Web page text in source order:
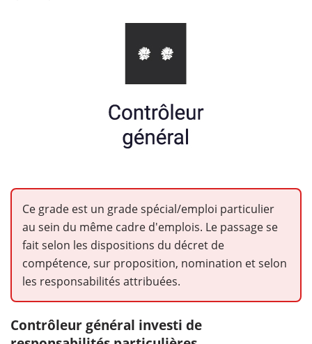
Ce grade est un grade spécial/emploi particulier
au sein du même cadre d'emplois. Le passage se
fait selon les dispositions du décret de
compétence, sur proposition, nomination et selon
les responsabilités attribuées.
Contrôleur général investi de